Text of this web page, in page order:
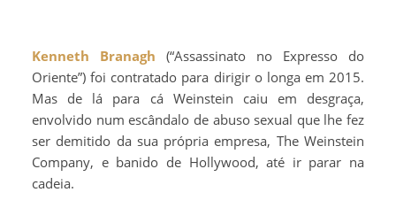
Kenneth Branagh (“Assassinato no Expresso do
Oriente”) foi contratado para dirigir o longa em 2015.
Mas de lá para cá Weinstein caiu em desgraça,
envolvido num escândalo de abuso sexual que lhe fez
ser demitido da sua própria empresa, The Weinstein
Company, e banido de Hollywood, até ir parar na
cadeia.